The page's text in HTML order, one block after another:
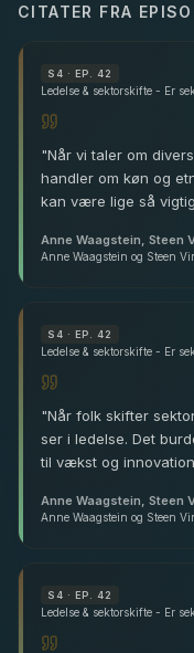
CITATER FRA
S4 · EP. 42
"Når vi taler om
handler om køn og
kan være lige så
Anne Waagstein, Steen
Anne Waagstein og Steen
S4 · EP. 42
"Når folk skifter
ser i ledelse. Det
til vækst og
Anne Waagstein, Steen
Anne Waagstein og Steen
S4 · EP. 42